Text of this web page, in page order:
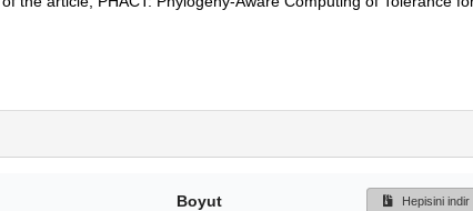
Boyut Hepisini indir